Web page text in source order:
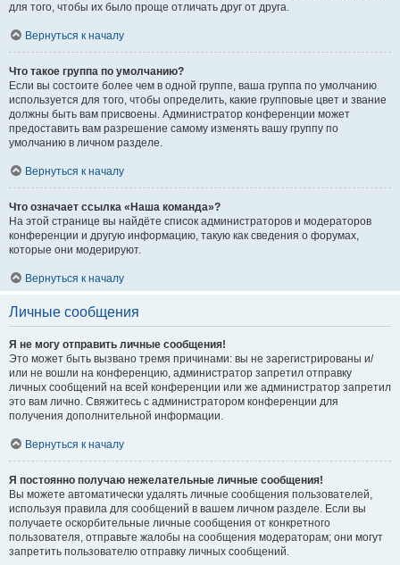
для того, чтобы их было проще отличать друг от друга.
Вернуться к началу
Что такое группа по умолчанию?
Если вы состоите более чем в одной группе, ваша группа по умолчанию
используется для того, чтобы определить, какие групповые цвет и звание
должны быть вам присвоены. Администратор конференции может
предоставить вам разрешение самому изменять вашу группу по
умолчанию в личном разделе.
Вернуться к началу
Что означает ссылка «Наша команда»?
На этой странице вы найдёте список администраторов и модераторов
конференции и другую информацию, такую как сведения о форумах,
которые они модерируют.
Вернуться к началу
Личные сообщения
Я не могу отправить личные сообщения!
Это может быть вызвано тремя причинами: вы не зарегистрированы и/
или не вошли на конференцию, администратор запретил отправку
личных сообщений на всей конференции или же администратор запретил
это вам лично. Свяжитесь с администратором конференции для
получения дополнительной информации.
Вернуться к началу
Я постоянно получаю нежелательные личные сообщения!
Вы можете автоматически удалять личные сообщения пользователей,
используя правила для сообщений в вашем личном разделе. Если вы
получаете оскорбительные личные сообщения от конкретного
пользователя, отправьте жалобы на сообщения модераторам; они могут
запретить пользователю отправку личных сообщений.